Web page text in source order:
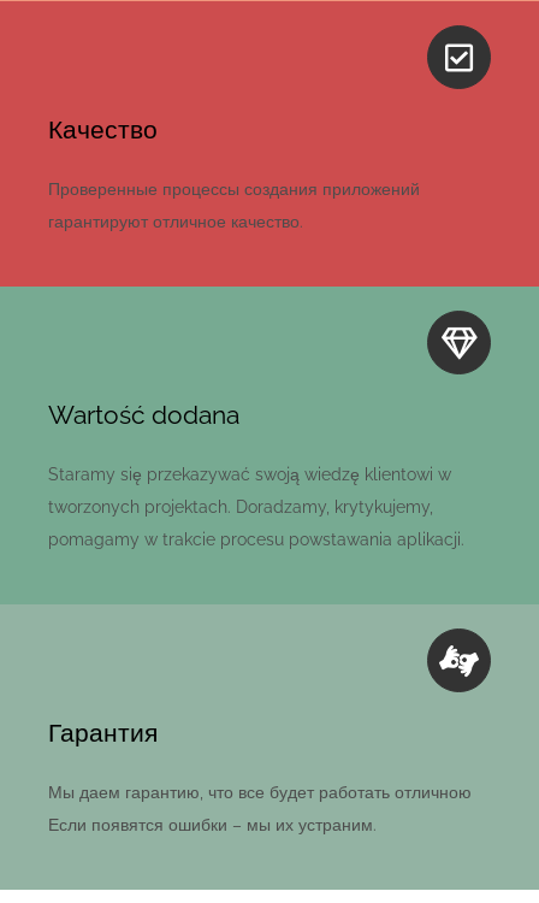
Качество
Проверенные процессы создания приложений
гарантируют отличное качество.
Wartość dodana
Staramy się przekazywać swoją wiedzę klientowi w
tworzonych projektach. Doradzamy, krytykujemy,
pomagamy w trakcie procesu powstawania aplikacji.
Гарантия
Мы даем гарантию, что все будет работать отличною
Если появятся ошибки – мы их устраним.